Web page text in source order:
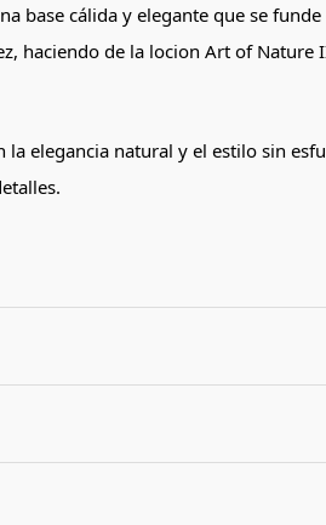
base cálida y elegante que se
haciendo de la locion Art of
elegancia natural y el estilo sin